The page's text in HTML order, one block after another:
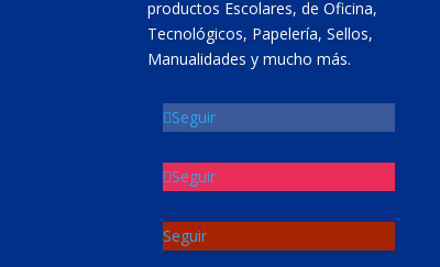
productos Escolares, de Oficina,
Tecnológicos, Papelería, Sellos,
Manualidades y mucho más.
Seguir
Seguir
Seguir